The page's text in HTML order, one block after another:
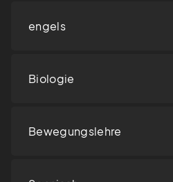
engels
Biologie
Bewegungslehre